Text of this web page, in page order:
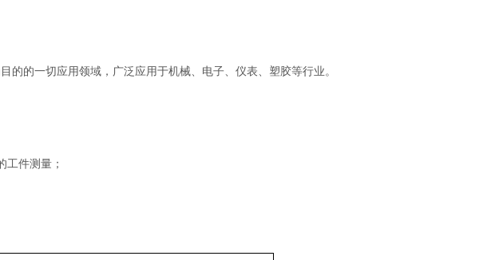
的的一切应用领域，广泛应用于机械、电子、仪表、塑胶等行业。
工件测量；